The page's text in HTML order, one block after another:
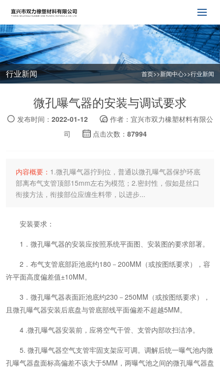
行业新闻 首页>>新闻中心>>行业新闻
微孔曝气器的安装与调试要求
发布时间：2022-01-12
作者：宜兴市双力橡塑材料有限公
司
点击次数：87994
内容概要： 1.微孔曝气器拧到位，普通以微孔曝气器保护环底
部离布气支管顶部15mm左右为模范；2.密封性，假如是丝口
衔接方法，衔接部位应缠生料带，以进步...
安装要求：
1． 微孔曝气器的安装应按照系统平面图、安装图的要求部署。
2．布气支管底部距池底约180－200MM（或按图纸要求），容
许平面高度偏差值±10MM。
3．微孔曝气器表面距池底约230－250MM（或按图纸要求），
且微孔曝气器安装后底盘与管底部线平面偏差不超越5MM。
4 .微孔曝气器安装前，应将空气干管、支管内部吹扫洁净。
5. 微孔曝气器空气支管牢固支架应可调。调解后统一曝气池内微
孔曝气器盘面标高偏差不该大于5MM，两曝气池之间的微孔曝气器盘